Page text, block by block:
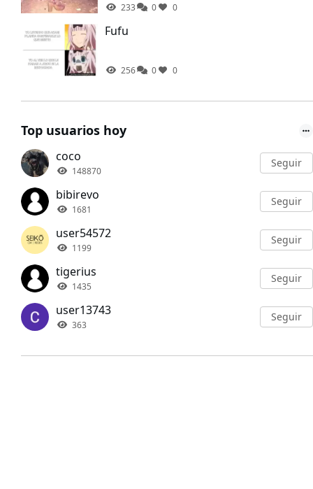
233 0 0
Fufu
256 0 0
Top usuarios hoy
coco
148870
Seguir
bibirevo
1681
Seguir
user54572
1199
Seguir
tigerius
1435
Seguir
user13743
363
Seguir